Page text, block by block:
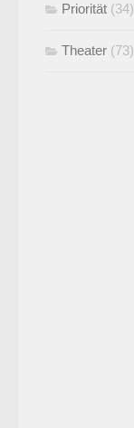
Priorität (34)
Theater (73)